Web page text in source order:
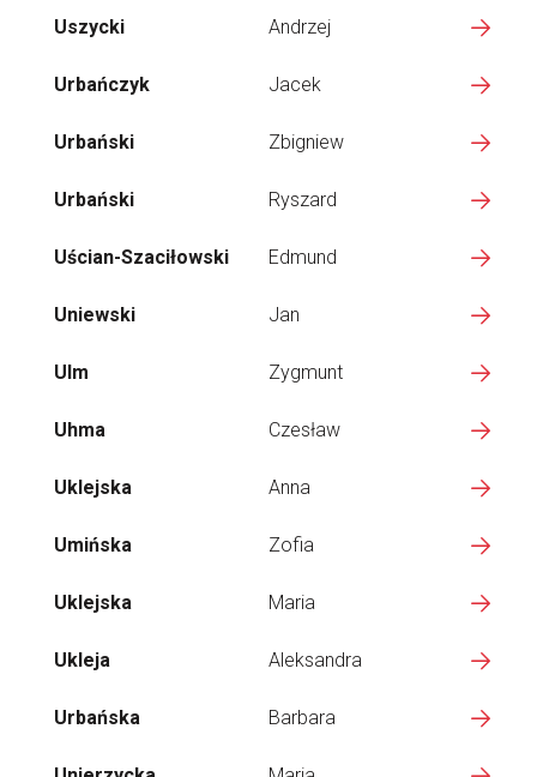
Uszycki Andrzej
Urbańczyk Jacek
Urbański Zbigniew
Urbański Ryszard
Uścian-Szaciłowski Edmund
Uniewski Jan
Ulm Zygmunt
Uhma Czesław
Uklejska Anna
Umińska Zofia
Uklejska Maria
Ukleja Aleksandra
Urbańska Barbara